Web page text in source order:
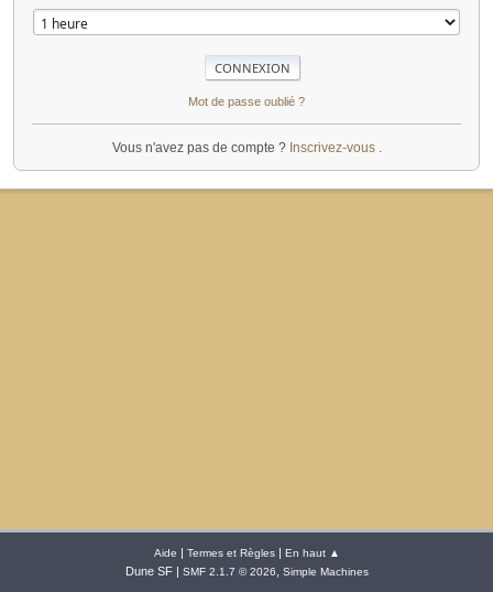
Mot de passe oublié ?
Vous n'avez pas de compte ? Inscrivez-vous .
Aide | Termes et Règles| En haut ▲
Dune SF | SMF 2.1.7 © 2026 Simple Machines